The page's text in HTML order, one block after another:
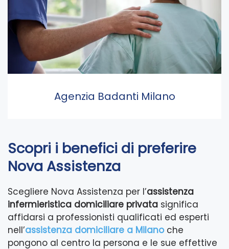
Agenzia Badanti Milano
Scopri i benefici di preferire
Nova Assistenza
Scegliere Nova Assistenza per l’assistenza
infermieristica domiciliare privata significa
affidarsi a professionisti qualificati ed esperti
nell’assistenza domiciliare a Milanoche
pongono al centro la persona e le sue effettive